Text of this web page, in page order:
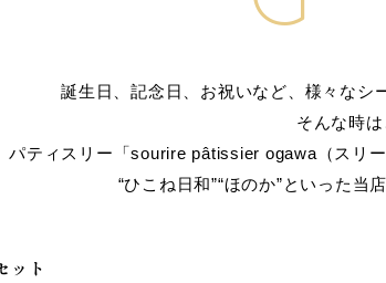
誕生日、記念日、お祝いなど、様々なシ
そんな時
パティスリー「sourire pâtissier ogawa（スリ
“ひこね日和”“ほのか”といった当